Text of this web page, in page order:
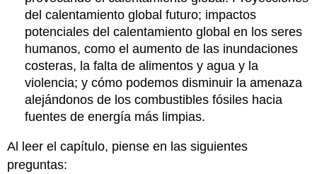
del calentamiento global futuro; impactos
potenciales del calentamiento global en los seres
humanos, como el aumento de las inundaciones
costeras, la falta de alimentos y agua y la
violencia; y cómo podemos disminuir la amenaza
alejándonos de los combustibles fósiles hacia
fuentes de energía más limpias.
Al leer el capítulo, piense en las siguientes
preguntas: